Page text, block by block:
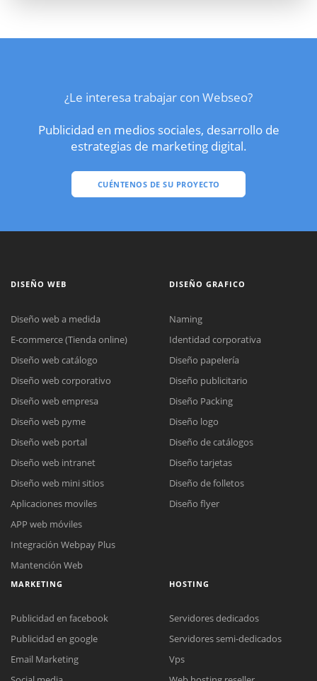
¿Le interesa trabajar con Webseo?
Publicidad en medios sociales, desarrollo de
estrategias de marketing digital.
CUÉNTENOS DE SU PROYECTO
DISEÑO WEB
Diseño web a medida
E-commerce (Tienda online)
Diseño web catálogo
Diseño web corporativo
Diseño web empresa
Diseño web pyme
Diseño web portal
Diseño web intranet
Diseño web mini sitios
Aplicaciones moviles
APP web móviles
Integración Webpay Plus
Mantención Web
DISEÑO GRAFICO
Naming
Identidad corporativa
Diseño papelería
Diseño publicitario
Diseño Packing
Diseño logo
Diseño de catálogos
Diseño tarjetas
Diseño de folletos
Diseño flyer
MARKETING
Publicidad en facebook
Publicidad en google
Email Marketing
HOSTING
Servidores dedicados
Servidores semi-dedicados
Vps